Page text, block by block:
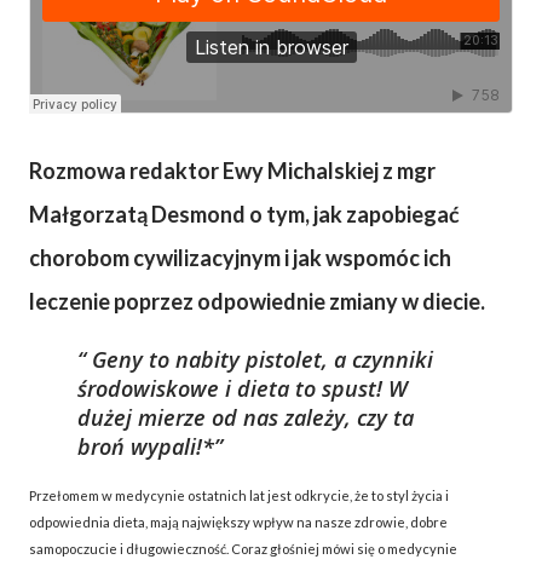
Rozmowa redaktor Ewy Michalskiej z mgr
Małgorzatą Desmond o tym, jak zapobiegać
chorobom cywilizacyjnym i jak wspomóc ich
leczenie poprzez odpowiednie zmiany w diecie.
Geny to nabity pistolet, a czynniki
środowiskowe i dieta to spust! W
dużej mierze od nas zależy, czy ta
broń wypali!*
Przełomem w medycynie ostatnich lat jest odkrycie, że to styl życia i
odpowiednia dieta, mają największy wpływ na nasze zdrowie, dobre
samopoczucie i długowieczność. Coraz głośniej mówi się o medycynie